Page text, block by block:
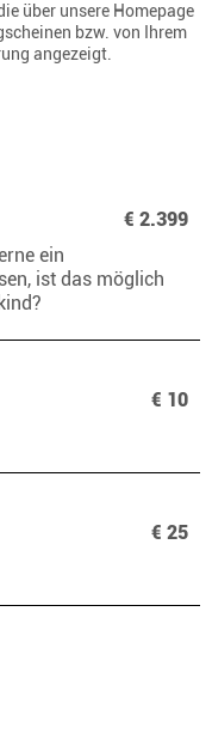
über unsere Homepage
bzw. von Ihrem
angezeigt.
€ 2.399
ein
ist das möglich
€ 10
€ 25